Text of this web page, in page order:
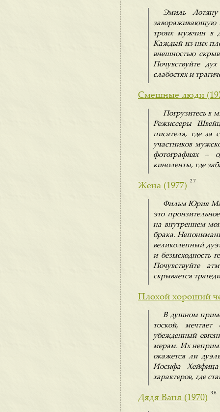
Эмиль
завораживающую
троих мужчин в
Каждый из них
внешностью
Почувствуйте
слабостях и
Смешные люди
Погрузитесь в
Режиссеры
писателя, где за
участников
фотографиях –
киноленты, где
Жена (1977)
2.7
Фильм Юрия
это
на внутреннем
брака.
великолепный
и безысходность
Почувствуйте
скрывается
Плохой хороший
В душном
тоской,
убежденный
мерам. Их
окажется ли
Иосифа Хейфица
характеров, где
Дядя Ваня (1970)
3.6